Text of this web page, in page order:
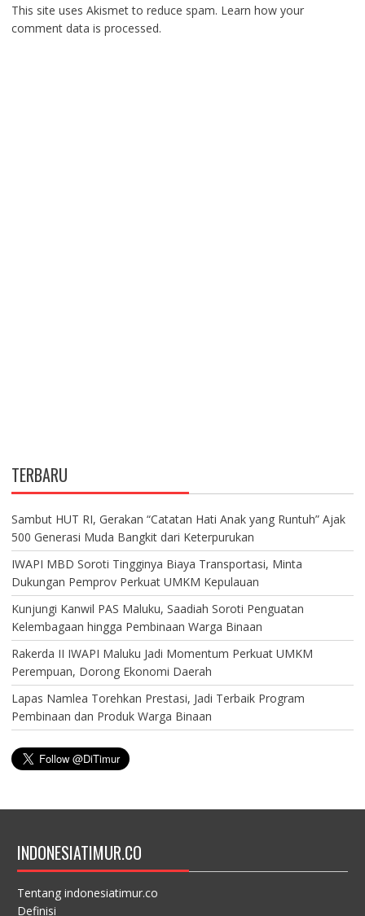
This site uses Akismet to reduce spam. Learn how your
comment data is processed.
TERBARU
Sambut HUT RI, Gerakan “Catatan Hati Anak yang Runtuh” Ajak
500 Generasi Muda Bangkit dari Keterpurukan
IWAPI MBD Soroti Tingginya Biaya Transportasi, Minta
Dukungan Pemprov Perkuat UMKM Kepulauan
Kunjungi Kanwil PAS Maluku, Saadiah Soroti Penguatan
Kelembagaan hingga Pembinaan Warga Binaan
Rakerda II IWAPI Maluku Jadi Momentum Perkuat UMKM
Perempuan, Dorong Ekonomi Daerah
Lapas Namlea Torehkan Prestasi, Jadi Terbaik Program
Pembinaan dan Produk Warga Binaan
INDONESIATIMUR.CO
Tentang indonesiatimur.co
Definisi